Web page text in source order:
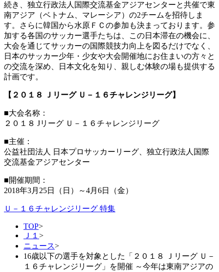
続き、独立行政法人国際交流基金アジアセンターと共催で東
南アジア（ベトナム、マレーシア）の2チームを招待しま
す。さらに韓国から水原ＦＣの参加も決まっております。参
加する各国のサッカー選手たちは、この日本滞在の機会に、
大会を通じてサッカーの国際競技力向上を図るだけでなく、
日本のサッカー少年・少女や大会開催地にお住まいの方々と
の交流を深め、日本文化を知り、親しむ体験の場も提供する
計画です。
【２０１８ Ｊリーグ Ｕ－１６チャレンジリーグ】
■大会名称：
２０１８ Jリーグ Ｕ－１６チャレンジリーグ
■主催：
公益社団法人 日本プロサッカーリーグ、独立行政法人国際
交流基金アジアセンター
■開催期間：
2018年3月25日（日）～4月6日（金）
Ｕ－１６チャレンジリーグ 特集
TOP>
Ｊ１ >
ニュース>
16歳以下の選手を対象とした「２０１８ Ｊリーグ Ｕ－
１６チャレンジリーグ」を開催 ～今年は東南アジアの